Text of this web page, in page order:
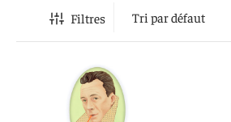
Filtres
éphémères
ÉPHÉMÈRES
de portraits